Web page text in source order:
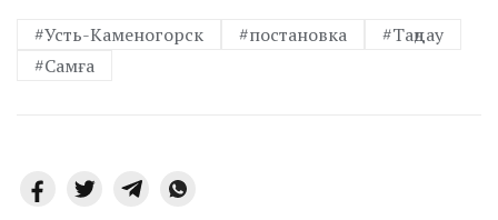
#Усть-Каменогорск
#постановка
#Таңдау
#Самға